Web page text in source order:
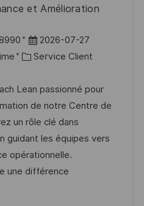
c
et Amélioration
D
a
e
d
’
a
f
f
2026-07-27
C
t
é
g
o
r
i
Service Client
Lean passionné pour
de notre Centre de
un rôle clé dans
guidant les équipes vers
opérationnelle.
une différence